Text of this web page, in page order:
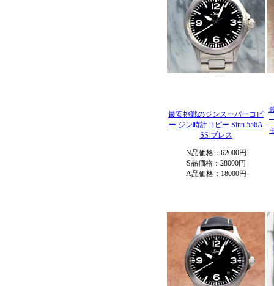
最安挑戦のジンスーパーコピ
ー ジン時計コピー Sinn 556A
SS ブレス
N品価格：62000円
S品価格：28000円
A品価格：18000円